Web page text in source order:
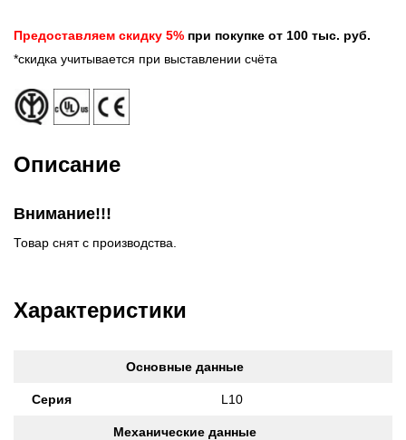
Предоставляем скидку 5% при покупке от 100 тыс. руб.
*скидка учитывается при выставлении счёта
Описание
Внимание!!!
Товар снят с производства.
Характеристики
Основные данные
Серия L10
Механические данные